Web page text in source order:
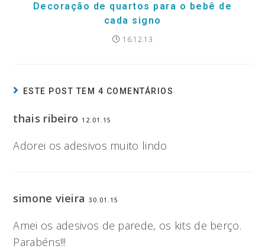
Decoração de quartos para o bebê de
cada signo
16.12.13
ESTE POST TEM 4 COMENTÁRIOS
thais ribeiro 12.01.15
Adorei os adesivos muito lindo
simone vieira 30.01.15
Amei os adesivos de parede, os kits de berço.
Parabéns!!!